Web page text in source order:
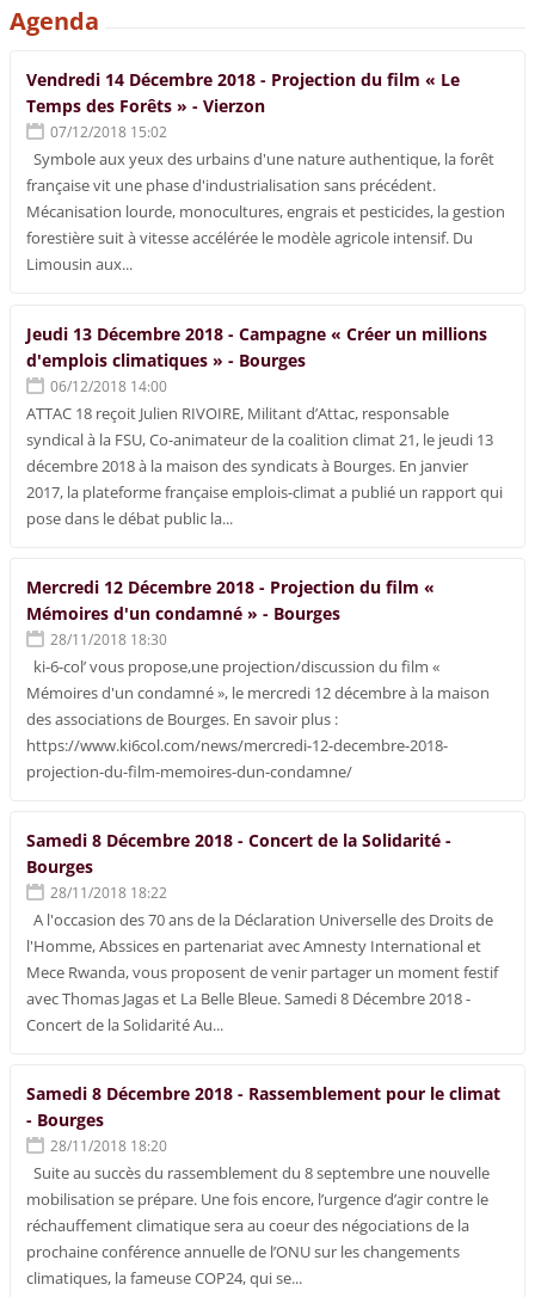
Agenda
Vendredi 14 Décembre 2018 - Projection du film « Le
Temps des Forêts » - Vierzon
07/12/2018 15:02
Symbole aux yeux des urbains d'une nature authentique, la forêt
française vit une phase d'industrialisation sans précédent.
Mécanisation lourde, monocultures, engrais et pesticides, la gestion
forestière suit à vitesse accélérée le modèle agricole intensif. Du
Limousin aux...
Jeudi 13 Décembre 2018 - Campagne « Créer un millions
d'emplois climatiques » - Bourges
06/12/2018 14:00
ATTAC 18 reçoit Julien RIVOIRE, Militant d’Attac, responsable
syndical à la FSU, Co-animateur de la coalition climat 21, le jeudi 13
décembre 2018 à la maison des syndicats à Bourges. En janvier
2017, la plateforme française emplois-climat a publié un rapport qui
pose dans le débat public la...
Mercredi 12 Décembre 2018 - Projection du film «
Mémoires d'un condamné » - Bourges
28/11/2018 18:30
ki-6-col’ vous propose,une projection/discussion du film «
Mémoires d'un condamné », le mercredi 12 décembre à la maison
des associations de Bourges. En savoir plus :
https://www.ki6col.com/news/mercredi-12-decembre-2018-
projection-du-film-memoires-dun-condamne/
Samedi 8 Décembre 2018 - Concert de la Solidarité -
Bourges
28/11/2018 18:22
A l'occasion des 70 ans de la Déclaration Universelle des Droits de
l'Homme, Abssices en partenariat avec Amnesty International et
Mece Rwanda, vous proposent de venir partager un moment festif
avec Thomas Jagas et La Belle Bleue. Samedi 8 Décembre 2018 -
Concert de la Solidarité Au...
Samedi 8 Décembre 2018 - Rassemblement pour le climat
- Bourges
28/11/2018 18:20
Suite au succès du rassemblement du 8 septembre une nouvelle
mobilisation se prépare. Une fois encore, l’urgence d’agir contre le
réchauffement climatique sera au coeur des négociations de la
prochaine conférence annuelle de l’ONU sur les changements
climatiques, la fameuse COP24, qui se...